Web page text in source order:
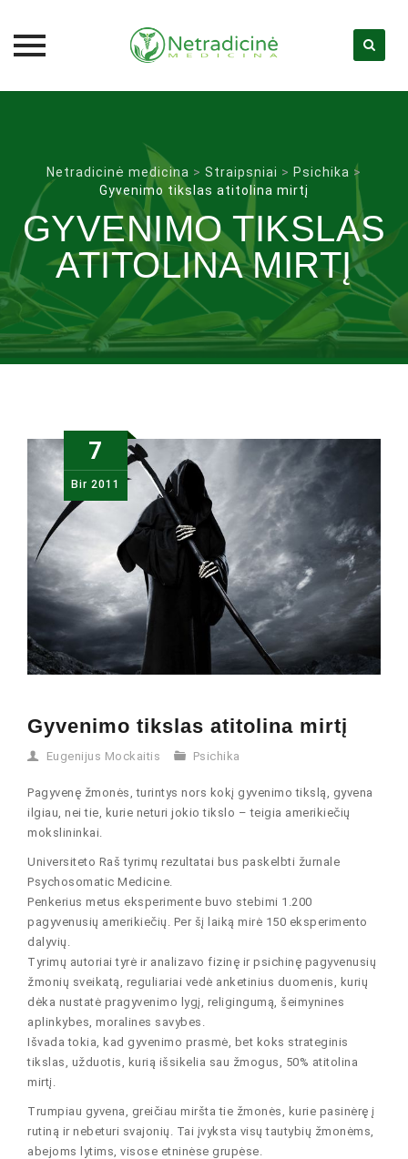
Netradicinė medicina > Straipsniai > Psichika >
Gyvenimo tikslas atitolina mirtį
GYVENIMO TIKSLAS
ATITOLINA MIRTĮ
7
Bir 2011
Gyvenimo tikslas atitolina mirtį
Eugenijus Mockaitis Psichika
Pagyvenę žmonės, turintys nors kokį gyvenimo tikslą, gyvena
ilgiau, nei tie, kurie neturi jokio tikslo – teigia amerikiečių
mokslininkai.
Universiteto Raš tyrimų rezultatai bus paskelbti žurnale
Psychosomatic Medicine.
Penkerius metus eksperimente buvo stebimi 1.200
pagyvenusių amerikiečių. Per šį laiką mirė 150 eksperimento
dalyvių.
Tyrimų autoriai tyrė ir analizavo fizinę ir psichinę pagyvenusių
žmonių sveikatą, reguliariai vedė anketinius duomenis, kurių
dėka nustatė pragyvenimo lygį, religingumą, šeimynines
aplinkybes, moralines savybes.
Išvada tokia, kad gyvenimo prasmė, bet koks strateginis
tikslas, užduotis, kurią išsikelia sau žmogus, 50% atitolina
mirtį.
Trumpiau gyvena, greičiau miršta tie žmonės, kurie pasinėrę į
rutiną ir nebeturi svajonių. Tai įvyksta visų tautybių žmonėms,
abejoms lytims, visose etninėse grupėse.